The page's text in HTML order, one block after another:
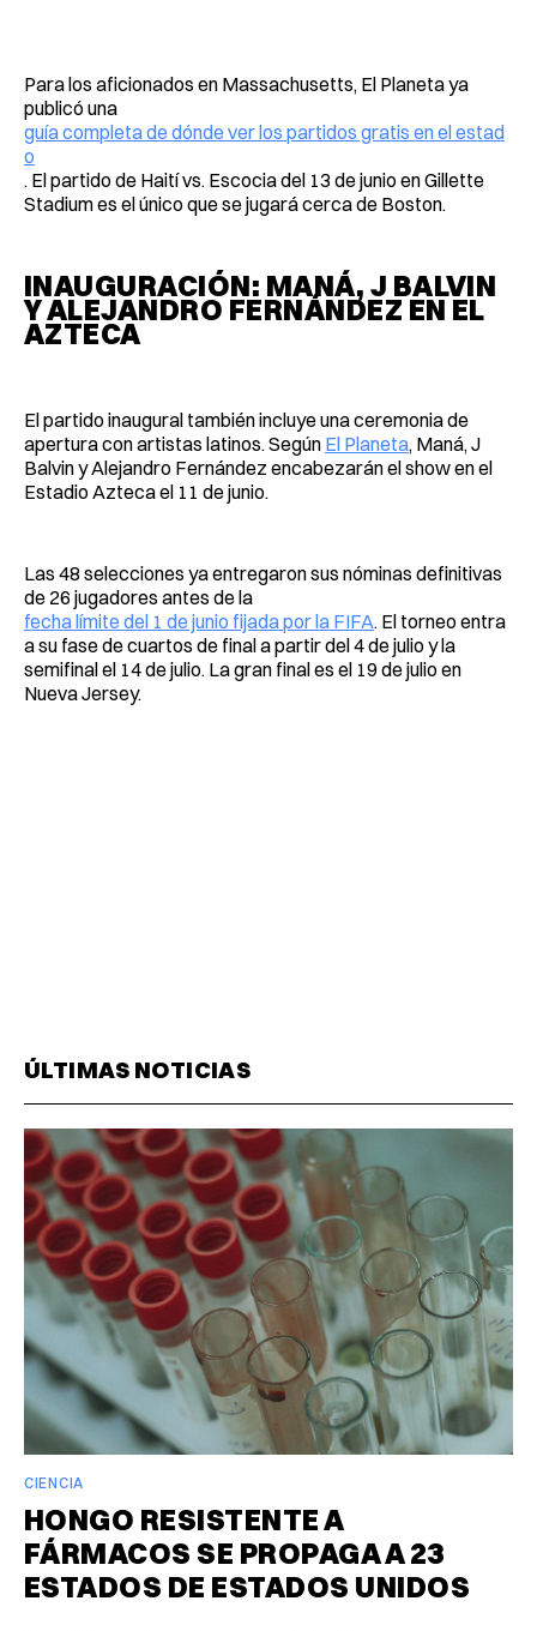
Para los aficionados en Massachusetts, El Planeta ya
publicó una
guía completa de dónde ver los partidos gratis en el estad
o
. El partido de Haití vs. Escocia del 13 de junio en Gillette
Stadium es el único que se jugará cerca de Boston.
INAUGURACIÓN: MANÁ, J BALVIN
Y ALEJANDRO FERNÁNDEZ EN EL
AZTECA
El partido inaugural también incluye una ceremonia de
apertura con artistas latinos. Según El Planeta, Maná, J
Balvin y Alejandro Fernández encabezarán el show en el
Estadio Azteca el 11 de junio.
Las 48 selecciones ya entregaron sus nóminas definitivas
de 26 jugadores antes de la
fecha límite del 1 de junio fijada por la FIFA. El torneo entra
a su fase de cuartos de final a partir del 4 de julio y la
semifinal el 14 de julio. La gran final es el 19 de julio en
Nueva Jersey.
ÚLTIMAS NOTICIAS
CIENCIA
HONGO RESISTENTE A
FÁRMACOS SE PROPAGA A 23
ESTADOS DE ESTADOS UNIDOS